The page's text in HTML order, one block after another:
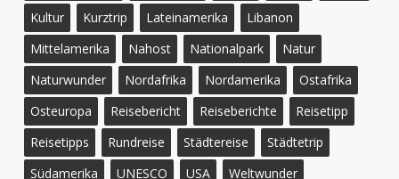
Kultur Kurztrip Lateinamerika
Libanon
Mittelamerika
Nahost Nationalpark
Natur
Naturwunder
Nordafrika Nordamerika
Ostafrika
Osteuropa
Reisebericht Reiseberichte
Reisetipp
Reisetipps
Rundreise Städtereise
Städtetrip
Südamerika
UNESCO USA
Weltwunder